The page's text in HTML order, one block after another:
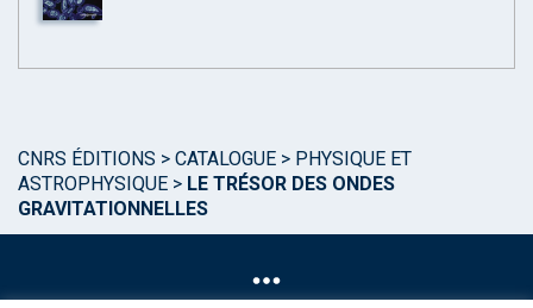
CNRS ÉDITIONS > CATALOGUE > PHYSIQUE ET
ASTROPHYSIQUE > LE TRÉSOR DES ONDES
GRAVITATIONNELLES